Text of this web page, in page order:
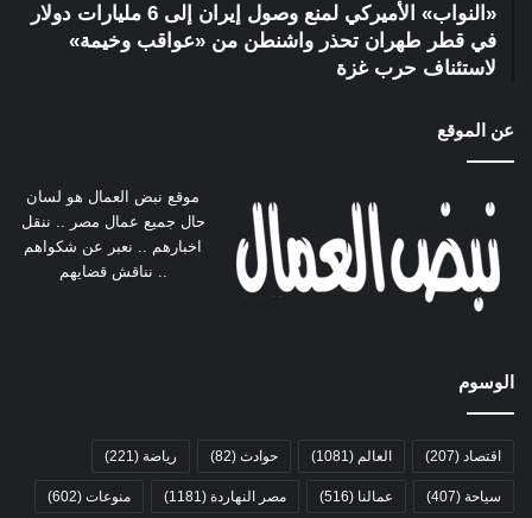
«النواب» الأميركي لمنع وصول إيران إلى 6 مليارات دولار
في قطر طهران تحذر واشنطن من «عواقب وخيمة»
لاستئناف حرب غزة
عن الموقع
موقع نبض العمال هو لسان
حال جميع عمال مصر .. ننقل
اخبارهم .. نعبر عن شكواهم
.. نناقش قضايهم
الوسوم
اقتصاد (207) العالم (1081) حوادث (82) رياضة (221)
سياحة (407) عمالنا (516) مصر النهاردة (1181) منوعات (602)